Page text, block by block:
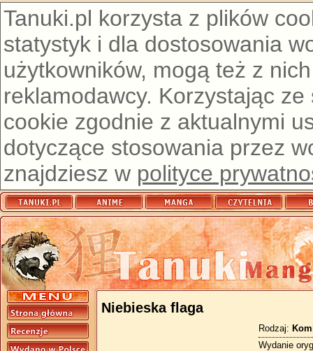
Tanuki.pl korzysta z plików
statystyk i dla dostosowania
użytkowników, mogą też z
reklamodawcy. Korzystając
cookie zgodnie z aktualnymi
dotyczące stosowania przez
znajdziesz w polityce
Niebieska flaga
Rodzaj:
Wydanie